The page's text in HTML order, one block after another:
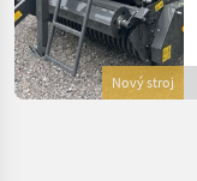
Nový stroj